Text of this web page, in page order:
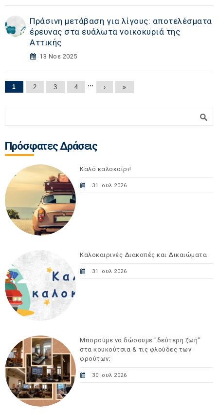
Πράσινη μετάβαση για λίγους: αποτελέσματα
έρευνας στα ευάλωτα νοικοκυριά της
Αττικής
13 Νοε 2025
Σελίδες
1 2 3 4 … › »
Πρόσφατες Δράσεις
Καλό καλοκαίρι!
31 Ιουλ 2026
Καλοκαιρινές Διακοπές και Δικαιώματα
31 Ιουλ 2026
Μπορούμε να δώσουμε "δεύτερη ζωή"
στα κουκούτσια & τις φλούδες των
φρούτων;
30 Ιουλ 2026